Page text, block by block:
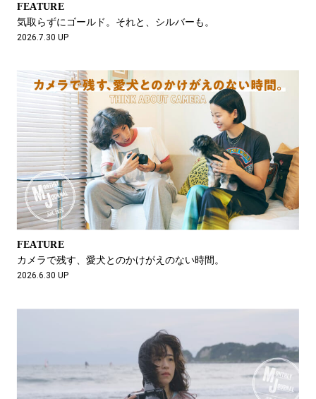
FEATURE
気取らずにゴールド。それと、シルバーも。
2026.7.30 UP
FEATURE
カメラで残す、愛犬とのかけがえのない時間。
2026.6.30 UP